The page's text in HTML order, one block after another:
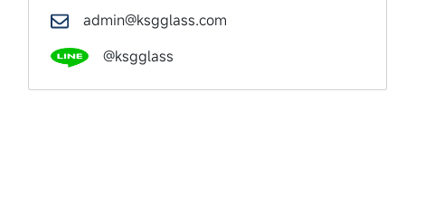
admin@ksgglass.com
@ksgglass